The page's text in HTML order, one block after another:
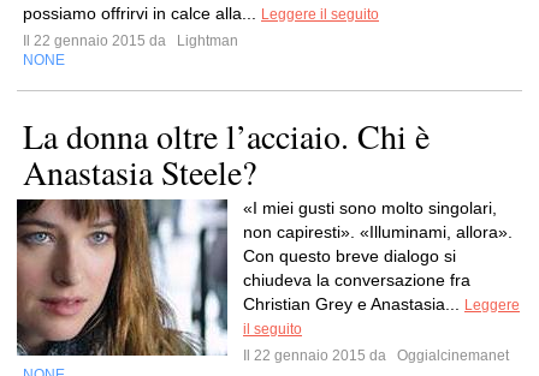
possiamo offrirvi in calce alla...
Leggere il seguito
Il 22 gennaio 2015 da
Lightman
NONE
La donna oltre l’acciaio. Chi è
Anastasia Steele?
«I miei gusti sono molto singolari,
non capiresti». «Illuminami, allora».
Con questo breve dialogo si
chiudeva la conversazione fra
Christian Grey e Anastasia...
Leggere
il seguito
Il 22 gennaio 2015 da
Oggialcinemanet